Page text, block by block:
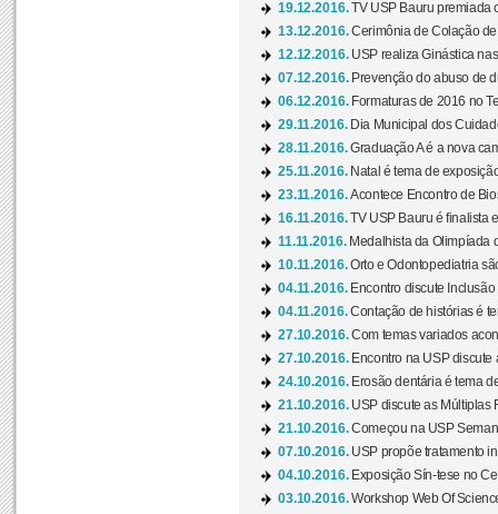
19.12.2016.TV USP Bauru premiada
13.12.2016.Cerimônia de Colação
12.12.2016. USP realiza Ginástica
07.12.2016. Prevenção do abuso de
06.12.2016. Formaturas de 2016 no
29.11.2016. Dia Municipal dos
28.11.2016.Graduação A é a nova
25.11.2016. Natal é tema de
23.11.2016.Acontece Encontro de
16.11.2016.TV USP Bauru é finalista
11.11.2016. Medalhista da Olimpíada
10.11.2016.Orto e Odontopediatria
04.11.2016. Encontro discute
04.11.2016.Contação de histórias é
27.10.2016.Com temas variados
27.10.2016. Encontro na USP discute
24.10.2016. Erosão dentária é tema
21.10.2016. USP discute as Múltiplas
21.10.2016.Começou na USP
07.10.2016. USP propõe tratamento
04.10.2016. Exposição Sín-tese no
03.10.2016.Workshop Web Of